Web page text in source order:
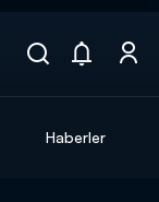
Haberler